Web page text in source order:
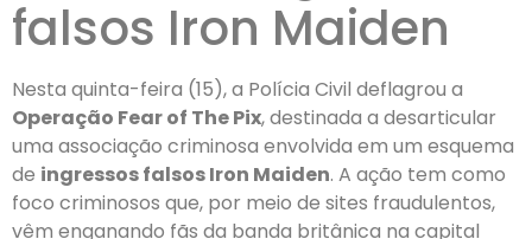
falsos Iron Maiden
Nesta quinta-feira (15), a Polícia Civil deflagrou a
Operação Fear of The Pix, destinada a desarticular
uma associação criminosa envolvida em um esquema
de ingressos falsos Iron Maiden. A ação tem como
foco criminosos que, por meio de sites fraudulentos,
vêm enganando fãs da banda britânica na capital